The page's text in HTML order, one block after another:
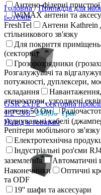
Антено-фідерні пристрої
WiMAX антени та
FreshTel
Антени Kathrein
стільникового зв'язку
Для покриття приміщень
(секторні)
Грозорозрядники
Розгалужувачі та
потужності, дуплексери,
складання
Навантаження,
атенюатори, узгоджені
антени 50 Ом
з'єднувальні кабелі
Репітери мобільного зв'язку
Електротехнічна
Індустріальні роз'єми
заземлення
Автоматичні
Наконечники
Оптичні
та ODF
19'' шафи та аксесуари
Головна/ Приладдя для
роз'ємів
GSR 2x1/2” секторна
1/2”-3/8”249,00грн.
Назад к товарам